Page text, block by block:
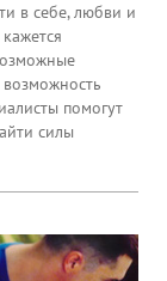
в себе, любви и
возможность
помогут
силы